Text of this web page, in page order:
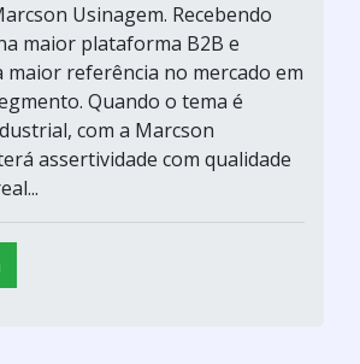
Usinagem. Recebendo
maior plataforma B2B e
maior referência no mercado em
Quando o tema é
com a Marcson
assertividade com qualidade